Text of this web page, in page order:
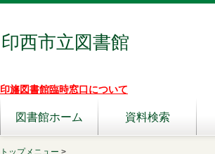
印西市立図書館
印旛図書館臨時窓口について
図書館ホーム 資料検索
トップメニュー >